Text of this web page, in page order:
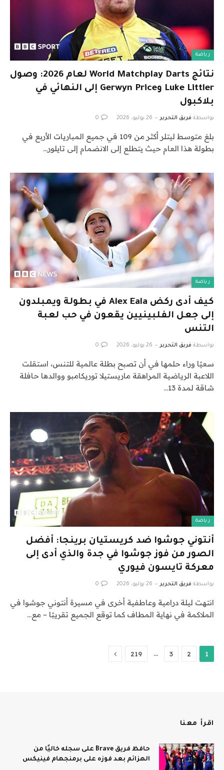
رياضة
نتائج World Matchplay Darts لعام 2026: وصول
Luke Littler وGerwyn Price إلى النهائي في
بلاكبول
بواسطة فريق التحرير 26 يوليو، 2026 0
بلغ متوسط ​​​​ليتلر أكثر من 109 في جميع المباريات الأربع في
بطولة هذا العام حيث يتطلع إلى الانضمام إلى تايلور…
رياضة
كيف أدى ركض Alex Eala في بطولة ويمبلدون
إلى جعل الفلبينيين يقعون في حب لعبة
التنس
بواسطة فريق التحرير 26 يوليو، 2026 0
سعيًا وراء حلمها في أن تصبح بطلة عالمية للتنس، استقلت
اللاعبة الرياضية المراهقة ماريستيلا توريكامبو ووالدها حافلة
شاقة لمدة 13…
رياضة
أنتوني جوشوا ضد كريستيان برينجا: أفضل
الصور من فوز جوشوا في جدة والذي أدى إلى
معركة تايسون فيوري
بواسطة فريق التحرير 26 يوليو، 2026 0
انتهت ليلة درامية وعاطفية أخرى في مسيرة أنتوني جوشوا في
الملاكمة في نهاية المطاف كما توقع الجميع تقريبًا – مع…
1
2
3
…
219 التالي
اقرأ معنا
حافظ فريق Brave على سجله خاليًا من
الهزائم بعد فوزه على برمنجهام فينيكس